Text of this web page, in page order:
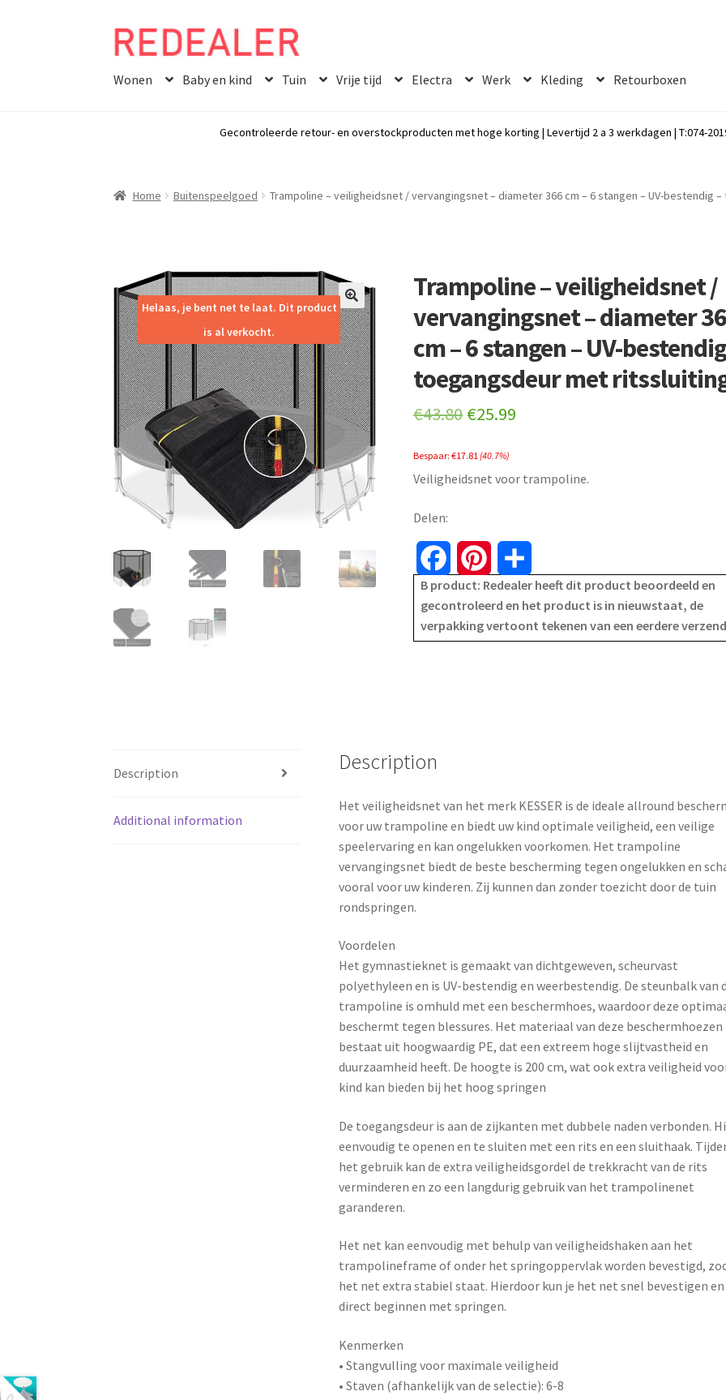
Skip
navigation
Skip
content
Wonen Baby en kind Tuin Vrije tijd Electra Werk Kleding Retourboxen
Gecontroleerde retour- en overstockproducten met hoge korting | Levertijd 2 a 3 werkdagen | T:074-
Home Buitenspeelgoed Trampoline – veiligheidsnet / vervangingsnet – diameter 366 cm – 6 stangen – UV-bestendig
🔍
Helaas, je bent net te laat. Dit product
is al verkocht.
Trampoline – veiligheidsnet /
vervangingsnet – diameter
cm – 6 stangen – UV-
toegangsdeur met
€43.80 Original
was:
€25.99
is:
Bespaar:€17.81(40.7%)
Veiligheidsnet voor trampoline.
Delen:
a
c
i
n
t
h
a
B product: Redealer heeft dit product beoordeeld en
gecontroleerd en het product is in nieuwstaat, de
verpakking vertoont tekenen van een eerdere
Description
Additional information
Description
Het veiligheidsnet van het merk KESSER is de ideale allround
voor uw trampoline en biedt uw kind optimale veiligheid, een veilige
speelervaring en kan ongelukken voorkomen. Het trampoline
vervangingsnet biedt de beste bescherming tegen ongelukken en
vooral voor uw kinderen. Zij kunnen dan zonder toezicht door de tuin
rondspringen.
Voordelen
Het gymnastieknet is gemaakt van dichtgeweven, scheurvast
polyethyleen en is UV-bestendig en weerbestendig. De steunbalk van
trampoline is omhuld met een beschermhoes, waardoor deze
beschermt tegen blessures. Het materiaal van deze beschermhoezen
bestaat uit hoogwaardig PE, dat een extreem hoge slijtvastheid en
duurzaamheid heeft. De hoogte is 200 cm, wat ook extra veiligheid
kind kan bieden bij het hoog springen
De toegangsdeur is aan de zijkanten met dubbele naden verbonden.
eenvoudig te openen en te sluiten met een rits en een sluithaak.
het gebruik kan de extra veiligheidsgordel de trekkracht van de rits
verminderen en zo een langdurig gebruik van het trampolinenet
garanderen.
Het net kan eenvoudig met behulp van veiligheidshaken aan het
trampolineframe of onder het springoppervlak worden bevestigd,
het net extra stabiel staat. Hierdoor kun je het net snel bevestigen en
direct beginnen met springen.
Kenmerken
• Stangvulling voor maximale veiligheid
• Staven (afhankelijk van de selectie): 6-8